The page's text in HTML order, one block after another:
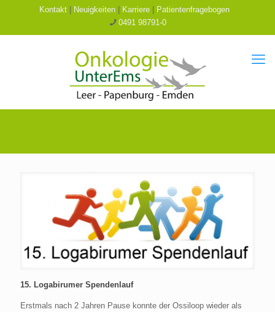
Kontakt Neuigkeiten Karriere
Patientenfragebogen
0491 98791-0
15. Logabirumer Spendenlauf
Erstmals nach 2 Jahren Pause konnte der Ossiloop wieder als